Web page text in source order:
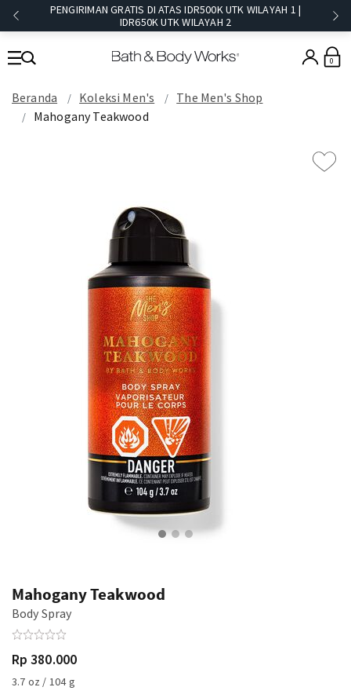
PENGIRIMAN GRATIS DI ATAS IDR500K UTK WILAYAH 1 |
IDR650K UTK WILAYAH 2​
0
Beranda Koleksi Men's
The Men's Shop
Mahogany Teakwood
Mahogany Teakwood
Body Spray
Rp 380.000
3.7 oz / 104 g